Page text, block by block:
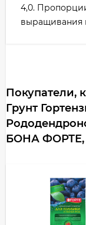
4,0.
выращивания
Покупатели,
Грунт
БОНА ФОРТЕ,